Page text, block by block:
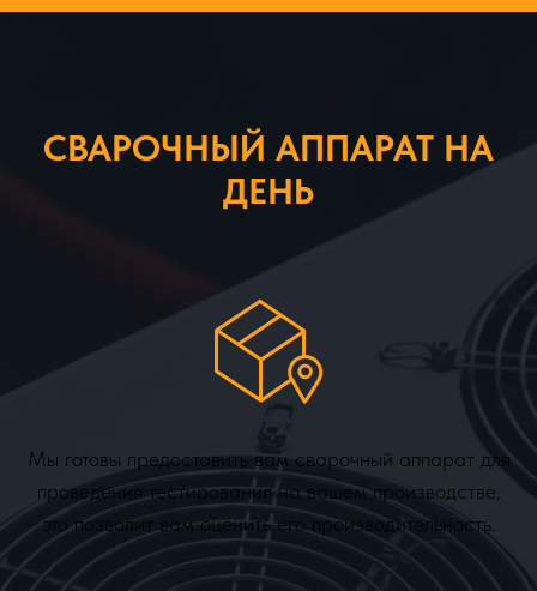
СВАРОЧНЫЙ АППАРАТ НА
ДЕНЬ
Мы готовы предоставить вам сварочный аппарат для
проведения тестирования на вашем производстве,
это позволит вам оценить его производительность.